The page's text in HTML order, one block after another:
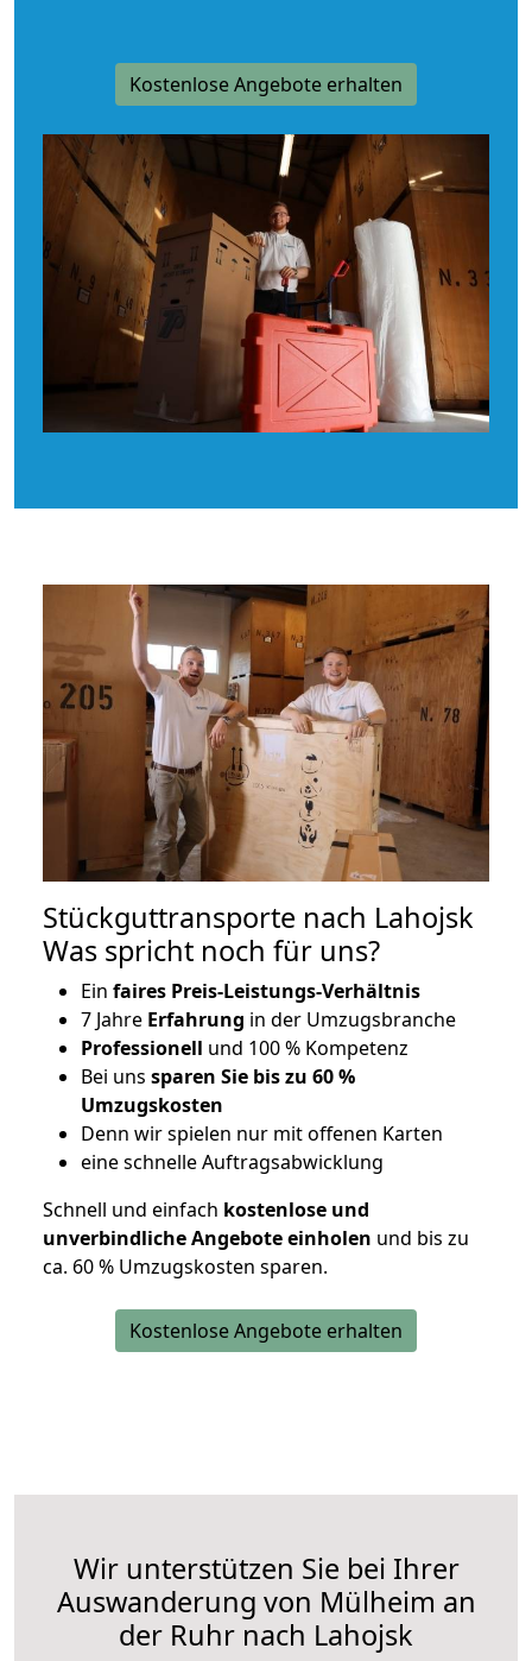
Kostenlose Angebote erhalten
Stückguttransporte nach Lahojsk
Was spricht noch für uns?
Ein faires Preis-Leistungs-Verhältnis
7 Jahre Erfahrung in der Umzugsbranche
Professionell und 100 % Kompetenz
Bei uns sparen Sie bis zu 60 %
Umzugskosten
Denn wir spielen nur mit offenen Karten
eine schnelle Auftragsabwicklung
Schnell und einfach kostenlose und
unverbindliche Angebote einholen und bis zu
ca. 60 % Umzugskosten sparen.
Kostenlose Angebote erhalten
Wir unterstützen Sie bei Ihrer
Auswanderung von Mülheim an
der Ruhr nach Lahojsk